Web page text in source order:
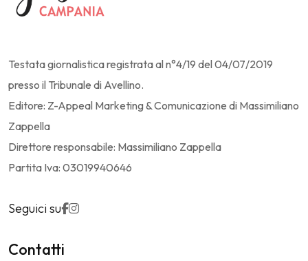
Testata giornalistica registrata al n°4/19 del 04/07/2019
presso il Tribunale di Avellino.
Editore: Z-Appeal Marketing & Comunicazione di Massimiliano
Zappella
Direttore responsabile: Massimiliano Zappella
Partita Iva: 03019940646
Seguici su
Contatti